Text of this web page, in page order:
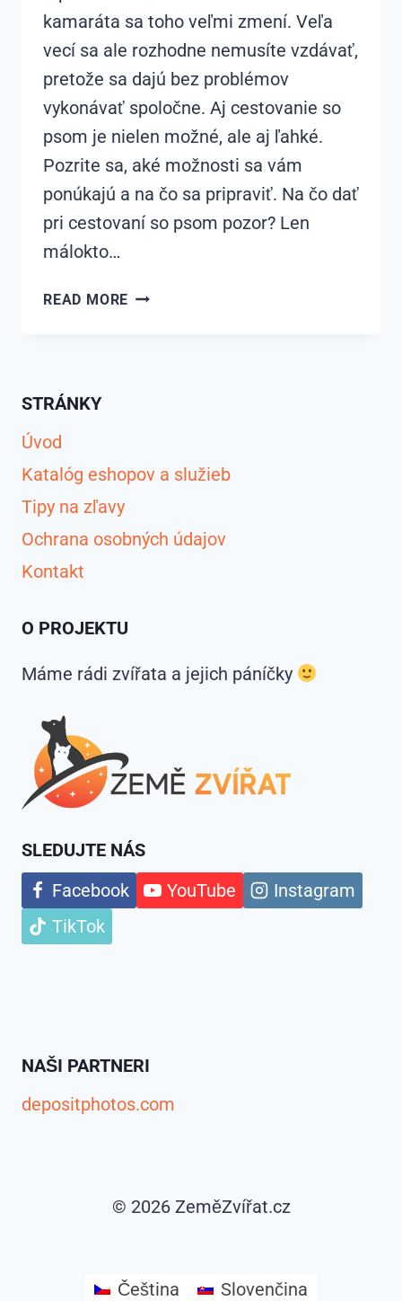
kamaráta sa toho veľmi zmení. Veľa
vecí sa ale rozhodne nemusíte vzdávať,
pretože sa dajú bez problémov
vykonávať spoločne. Aj cestovanie so
psom je nielen možné, ale aj ľahké.
Pozrite sa, aké možnosti sa vám
ponúkajú a na čo sa pripraviť. Na čo dať
pri cestovaní so psom pozor? Len
málokto…
READ MORE AKO
STRÁNKY
Úvod
Katalóg eshopov a služieb
Tipy na zľavy
Ochrana osobných údajov
Kontakt
O PROJEKTU
Máme rádi zvířata a jejich páníčky
SLEDUJTE NÁS
Facebook
YouTube
Instagram
TikTok
NAŠI PARTNERI
depositphotos.com
© 2026 ZeměZvířat.cz
Čeština Slovenčina